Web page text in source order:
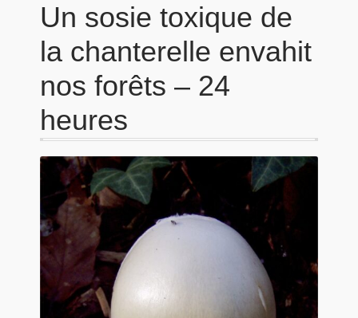
Un sosie toxique de
la chanterelle envahit
nos forêts – 24
heures